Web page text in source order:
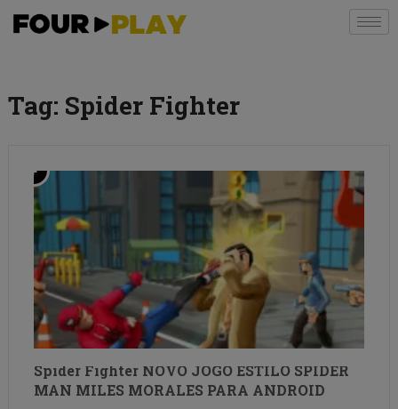
Tag: Spider Fighter
Spider Fighter NOVO JOGO ESTILO SPIDER
MAN MILES MORALES PARA ANDROID